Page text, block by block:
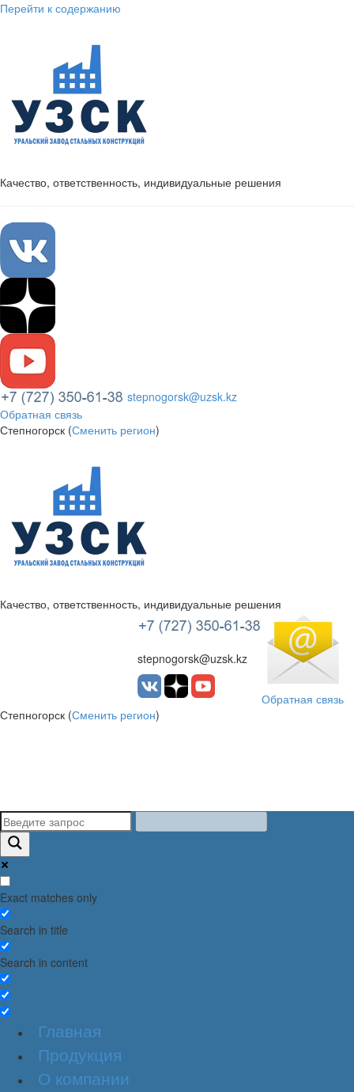
Перейти к содержанию
Качество, ответственность, индивидуальные решения
stepnogorsk@uzsk.kz
Обратная связь
Степногорск (Сменить регион)
УЗСК Казахстан
Качество, ответственность, индивидуальные решения
stepnogorsk@uzsk.kz
Обратная связь
Степногорск (Сменить регион)
Exact matches only
Search in title
Search in content
Главная
Продукция
О компании